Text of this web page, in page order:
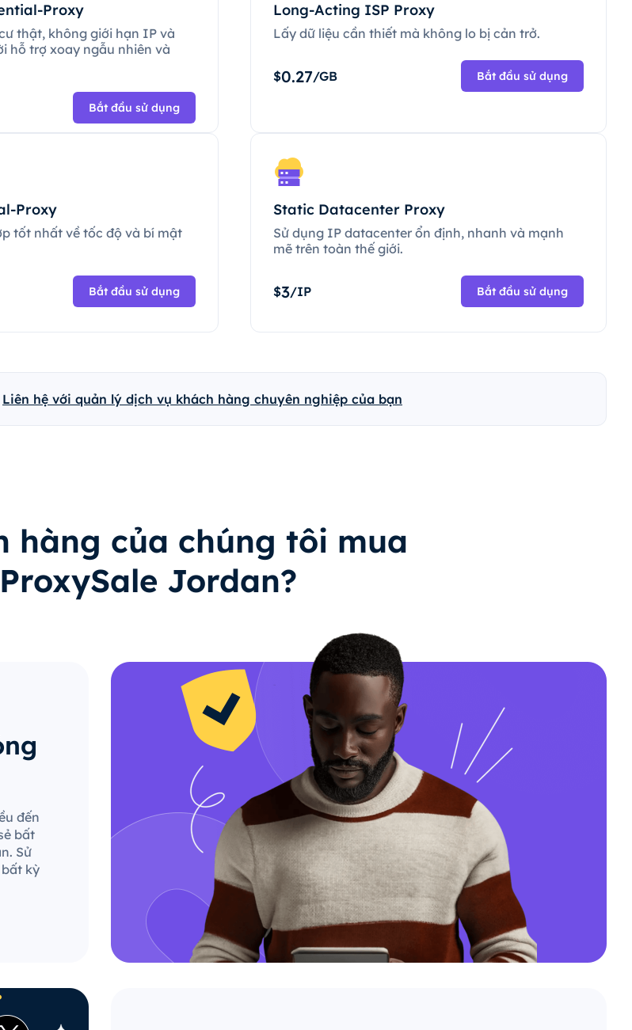
Proxy
thật, không giới hạn IP và
hỗ trợ xoay ngẫu nhiên và
Bắt đầu sử dụng
Long-Acting ISP Proxy
Lấy dữ liệu cần thiết mà không lo bị cản trở.
$0.27/GB Bắt đầu sử dụng
Proxy
tốt nhất về tốc độ và bí mật
Bắt đầu sử dụng
Static Datacenter Proxy
Sử dụng IP datacenter ổn định, nhanh và mạnh
mẽ trên toàn thế giới.
$3/IP Bắt đầu sử dụng
Liên hệ với quản lý dịch vụ khách hàng chuyên nghiệp của bạn
hàng của chúng tôi mua
Jordan?
đến
bất
Sử
kỳ